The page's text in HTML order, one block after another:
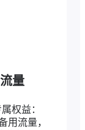
量
权益：
用流量，